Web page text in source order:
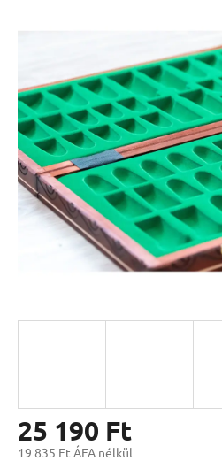
0,0
csillag.
25 190 Ft
19 835 Ft ÁFA nélkül